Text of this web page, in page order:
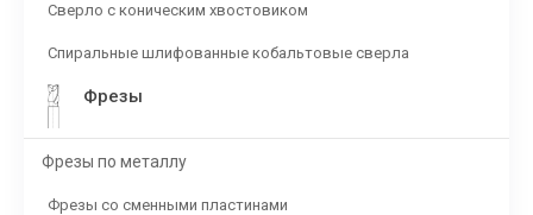
Сверло с коническим хвостовиком
Спиральные шлифованные кобальтовые сверла
Фрезы
Фрезы по металлу
Фрезы со сменными пластинами